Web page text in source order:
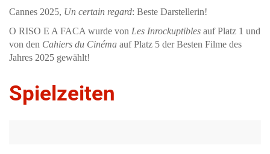
Cannes 2025, Un certain regard: Beste Darstellerin!
O RISO E A FACA wurde von Les Inrockuptibles auf Platz 1 und
von den Cahiers du Cinéma auf Platz 5 der Besten Filme des
Jahres 2025 gewählt!
Spielzeiten